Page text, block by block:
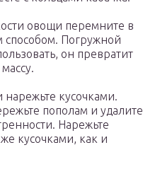
овощи перемните в
Погружной
он превратит
кусочками.
пополам и удалите
Нарежьте
кусочками, как и